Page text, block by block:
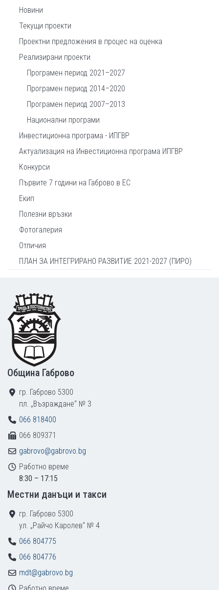
Новини
Текущи проекти
Проектни предложения в процес на оценка
Реализирани проекти
Програмен период 2021–2027
Програмен период 2014–2020
Програмен период 2007–2013
Национални програми
Инвестиционна програма - ИПГВР
Актуализация на Инвестиционна програма ИПГВР
Конкурси
Първите 7 години на Габрово в ЕС
Екип
Полезни връзки
Фотогалерия
Отличия
ПЛАН ЗА ИНТЕГРИРАНО РАЗВИТИЕ 2021-2027 (ПИРО)
Footer
Община Габрово
гр. Габрово 5300
пл. „Възраждане“ № 3
066 818400
066 809371
gabrovo@gabrovo.bg
Работно време
8:30 – 17:15
Местни данъци и такси
гр. Габрово 5300
ул. „Райчо Каролев“ № 4
066 804775
066 804776
mdt@gabrovo.bg